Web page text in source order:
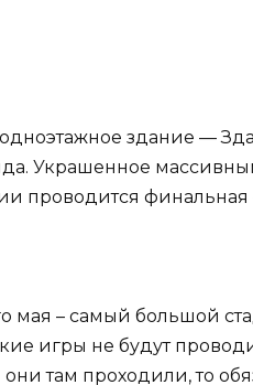
здание —
Украшенное
проводится
мая – самый большой
игры не будут
там проходили, то